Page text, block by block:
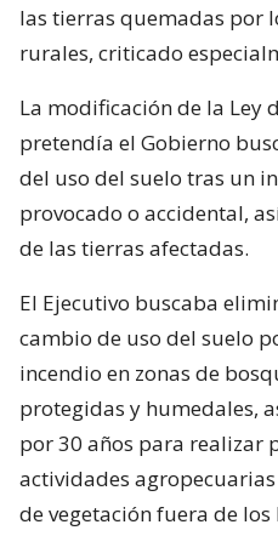
las tierras quemadas por
rurales, criticado
La modificación de la Ley
pretendía el Gobierno
del uso del suelo tras un
provocado o accidental,
de las tierras afectadas.
El Ejecutivo buscaba
cambio de uso del suelo
incendio en zonas de
protegidas y humedales,
por 30 años para realizar
actividades
de vegetación fuera de